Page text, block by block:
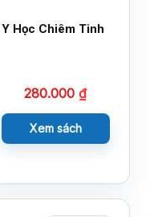
Y Học Chiêm Tinh
280.000₫
Xem sách